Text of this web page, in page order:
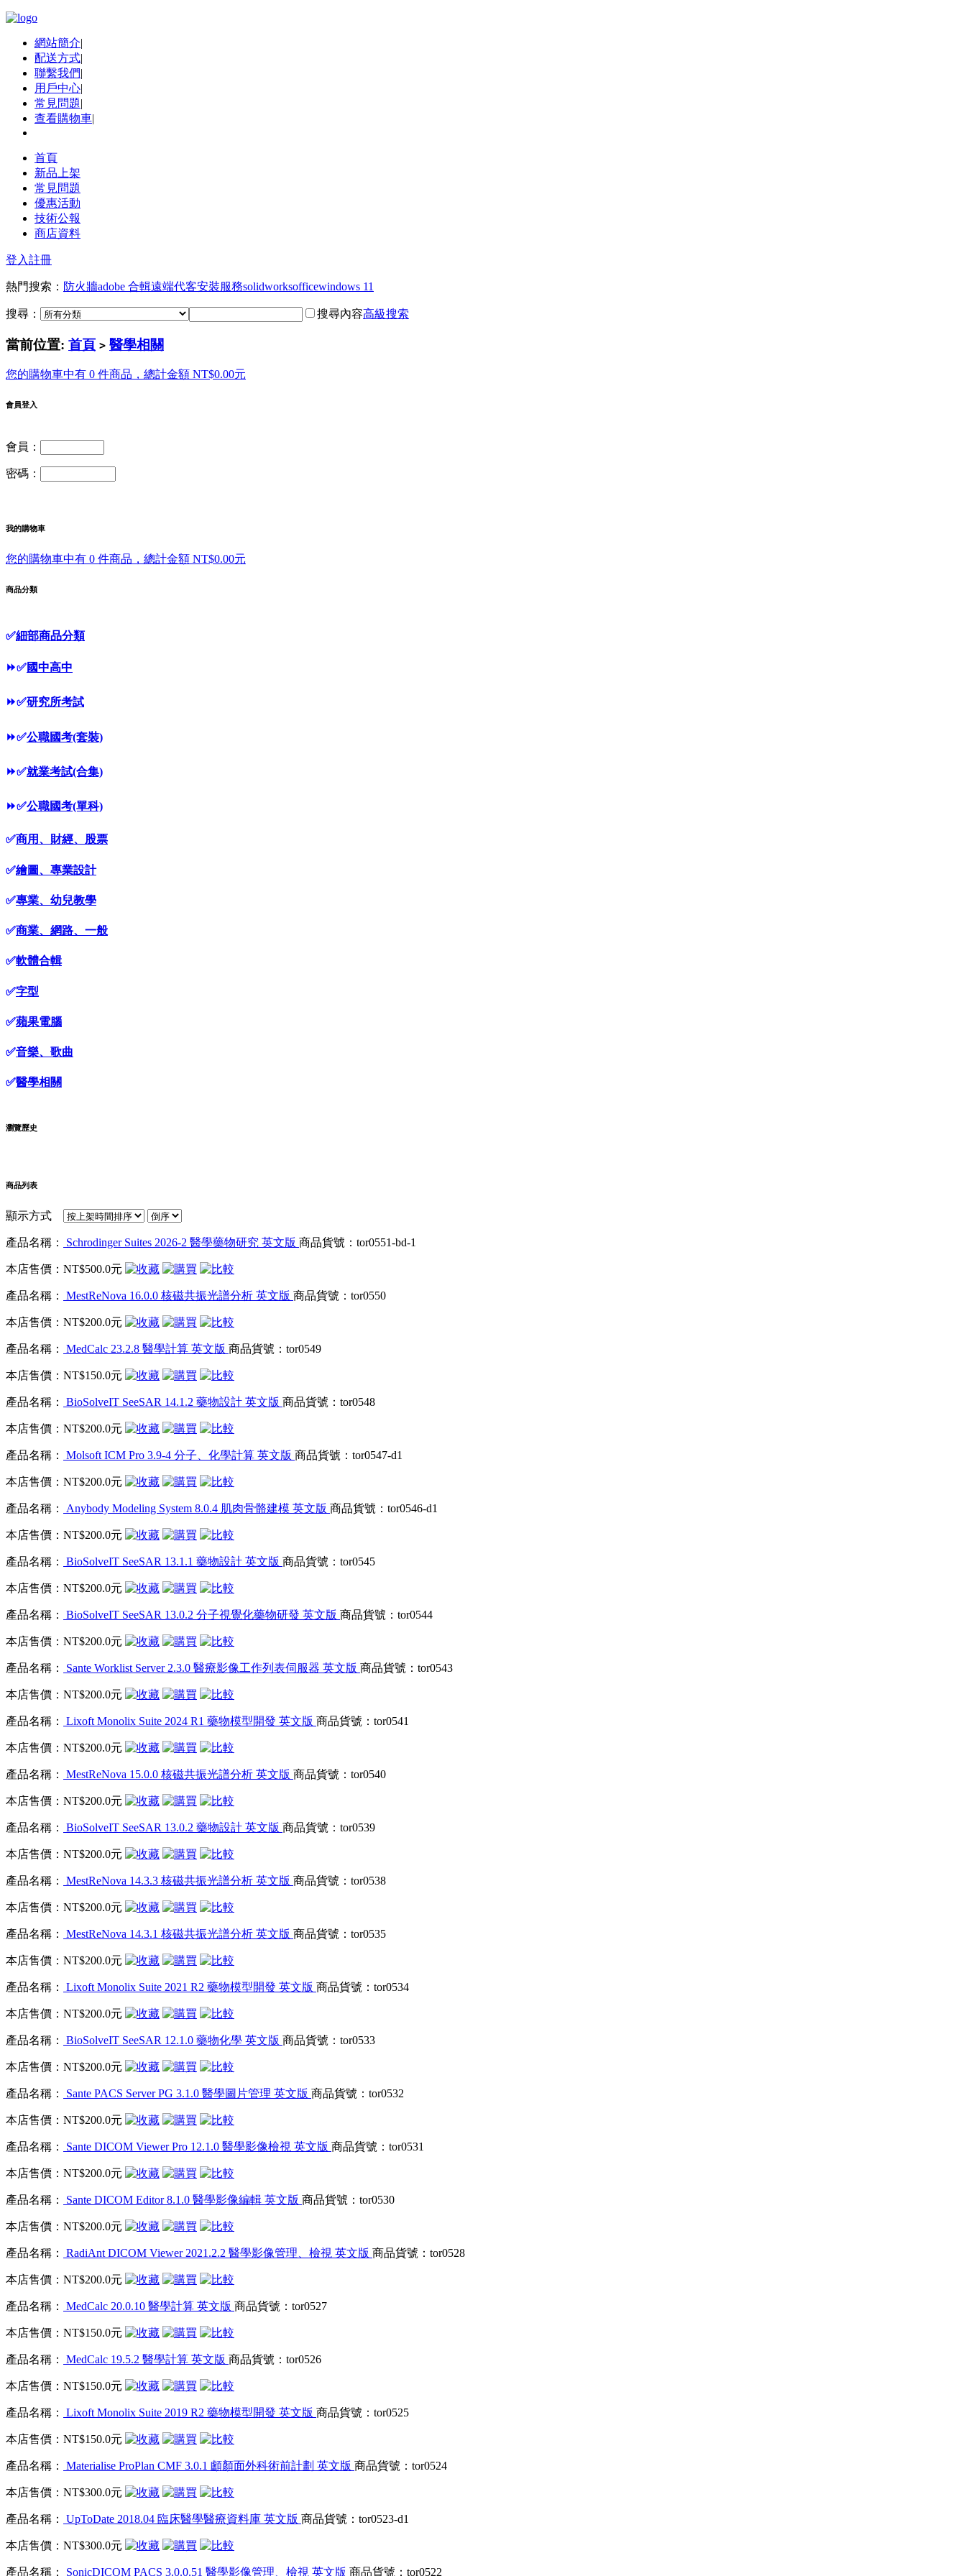
網站簡介|
配送方式|
聯繫我們|
用戶中心|
常見問題|
查看購物車|
首頁
新品上架
常見問題
優惠活動
技術公報
商店資料
登入註冊
熱門搜索： 防火牆adobe 合輯遠端代客安裝服務solidworksofficewindows 11
搜尋： 搜尋內容高級搜索
當前位置: 首頁 > 醫學相關
您的購物車中有 0 件商品，總計金額 NT$0.00元
會員登入
會員：
密碼：
我的購物車
您的購物車中有 0 件商品，總計金額 NT$0.00元
商品分類
✅細部商品分類
⏩✅國中高中
⏩✅研究所考試
⏩✅公職國考(套裝)
⏩✅就業考試(合集)
⏩✅公職國考(單科)
✅商用、財經、股票
✅繪圖、專業設計
✅專業、幼兒教學
✅商業、網路、一般
✅軟體合輯
✅字型
✅蘋果電腦
✅音樂、歌曲
✅醫學相關
瀏覽歷史
商品列表
顯示方式
產品名稱： Schrodinger Suites 2026-2 醫學藥物研究 英文版 商品貨號：tor0551-bd-1
本店售價： NT$500.0元
產品名稱： MestReNova 16.0.0 核磁共振光譜分析 英文版 商品貨號：tor0550
本店售價： NT$200.0元
產品名稱： MedCalc 23.2.8 醫學計算 英文版 商品貨號：tor0549
本店售價： NT$150.0元
產品名稱： BioSolveIT SeeSAR 14.1.2 藥物設計 英文版 商品貨號：tor0548
本店售價： NT$200.0元
產品名稱： Molsoft ICM Pro 3.9-4 分子、化學計算 英文版 商品貨號：tor0547-d1
本店售價： NT$200.0元
產品名稱： Anybody Modeling System 8.0.4 肌肉骨骼建模 英文版 商品貨號：tor0546-d1
本店售價： NT$200.0元
產品名稱： BioSolveIT SeeSAR 13.1.1 藥物設計 英文版 商品貨號：tor0545
本店售價： NT$200.0元
產品名稱： BioSolveIT SeeSAR 13.0.2 分子視覺化藥物研發 英文版 商品貨號：tor0544
本店售價： NT$200.0元
產品名稱： Sante Worklist Server 2.3.0 醫療影像工作列表伺服器 英文版 商品貨號：tor0543
本店售價： NT$200.0元
產品名稱： Lixoft Monolix Suite 2024 R1 藥物模型開發 英文版 商品貨號：tor0541
本店售價： NT$200.0元
產品名稱： MestReNova 15.0.0 核磁共振光譜分析 英文版 商品貨號：tor0540
本店售價： NT$200.0元
產品名稱： BioSolveIT SeeSAR 13.0.2 藥物設計 英文版 商品貨號：tor0539
本店售價： NT$200.0元
產品名稱： MestReNova 14.3.3 核磁共振光譜分析 英文版 商品貨號：tor0538
本店售價： NT$200.0元
產品名稱： MestReNova 14.3.1 核磁共振光譜分析 英文版 商品貨號：tor0535
本店售價： NT$200.0元
產品名稱： Lixoft Monolix Suite 2021 R2 藥物模型開發 英文版 商品貨號：tor0534
本店售價： NT$200.0元
產品名稱： BioSolveIT SeeSAR 12.1.0 藥物化學 英文版 商品貨號：tor0533
本店售價： NT$200.0元
產品名稱： Sante PACS Server PG 3.1.0 醫學圖片管理 英文版 商品貨號：tor0532
本店售價： NT$200.0元
產品名稱： Sante DICOM Viewer Pro 12.1.0 醫學影像檢視 英文版 商品貨號：tor0531
本店售價： NT$200.0元
產品名稱： Sante DICOM Editor 8.1.0 醫學影像編輯 英文版 商品貨號：tor0530
本店售價： NT$200.0元
產品名稱： RadiAnt DICOM Viewer 2021.2.2 醫學影像管理、檢視 英文版 商品貨號：tor0528
本店售價： NT$200.0元
產品名稱： MedCalc 20.0.10 醫學計算 英文版 商品貨號：tor0527
本店售價： NT$150.0元
產品名稱： MedCalc 19.5.2 醫學計算 英文版 商品貨號：tor0526
本店售價： NT$150.0元
產品名稱： Lixoft Monolix Suite 2019 R2 藥物模型開發 英文版 商品貨號：tor0525
本店售價： NT$150.0元
產品名稱： Materialise ProPlan CMF 3.0.1 顱顏面外科術前計劃 英文版 商品貨號：tor0524
本店售價： NT$300.0元
產品名稱： UpToDate 2018.04 臨床醫學醫療資料庫 英文版 商品貨號：tor0523-d1
本店售價： NT$300.0元
產品名稱： SonicDICOM PACS 3.0.0.51 醫學影像管理、檢視 英文版 商品貨號：tor0522